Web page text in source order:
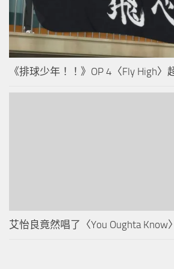
《排球少年！！》OP 4〈Fly High〉
艾怡良竟然唱了〈You Oughta Know